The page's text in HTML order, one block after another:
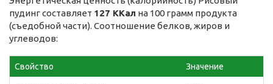
пудинг составляет 127 ККал на 100 грамм продукта
(съедобной части). Соотношение белков, жиров и
углеводов:
Свойство Значение